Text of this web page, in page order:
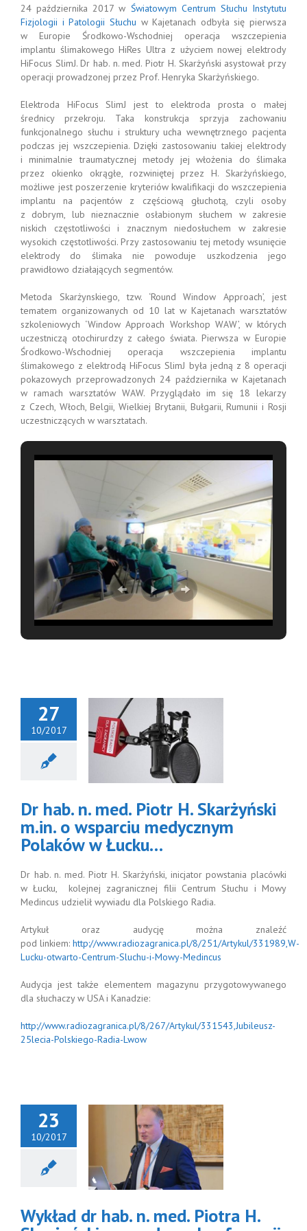
24 października 2017 w Światowym Centrum Słuchu Instytutu
Fizjologii i Patologii Słuchu w Kajetanach odbyła się pierwsza
w Europie Środkowo-Wschodniej operacja wszczepienia
implantu ślimakowego HiRes Ultra z użyciem nowej elektrody
HiFocus SlimJ. Dr hab. n. med. Piotr H. Skarżyński asystował przy
operacji prowadzonej przez Prof. Henryka Skarżyńskiego.
Elektroda HiFocus SlimJ jest to elektroda prosta o małej
średnicy przekroju. Taka konstrukcja sprzyja zachowaniu
funkcjonalnego słuchu i struktury ucha wewnętrznego pacjenta
podczas jej wszczepienia. Dzięki zastosowaniu takiej elektrody
i minimalnie traumatycznej metody jej włożenia do ślimaka
przez okienko okrągłe, rozwiniętej przez H. Skarżyńskiego,
możliwe jest poszerzenie kryteriów kwalifikacji do wszczepienia
implantu na pacjentów z częściową głuchotą, czyli osoby
z dobrym, lub nieznacznie osłabionym słuchem w zakresie
niskich częstotliwości i znacznym niedosłuchem w zakresie
wysokich częstotliwości. Przy zastosowaniu tej metody wsunięcie
elektrody do ślimaka nie powoduje uszkodzenia jego
prawidłowo działających segmentów.
Metoda Skarżynskiego, tzw. ‘Round Window Approach’, jest
tematem organizowanych od 10 lat w Kajetanach warsztatów
szkoleniowych ‘Window Approach Workshop WAW’, w których
uczestniczą otochirurdzy z całego świata. Pierwsza w Europie
Środkowo-Wschodniej operacja wszczepienia implantu
ślimakowego z elektrodą HiFocus SlimJ była jedną z 8 operacji
pokazowych przeprowadzonych 24 października w Kajetanach
w ramach warsztatów WAW. Przyglądało im się 18 lekarzy
z Czech, Włoch, Belgii, Wielkiej Brytanii, Bułgarii, Rumunii i Rosji
uczestniczących w warsztatach.
27
10/2017
n. med.
Skarżyński
o wsparciu
Dr hab. n. med. Piotr H. Skarżyński
m.in. o wsparciu medycznym
Polaków w Łucku…
Dr hab. n. med. Piotr H. Skarżyński, inicjator powstania placówki
w Łucku, kolejnej zagranicznej filii Centrum Słuchu i Mowy
Medincus udzielił wywiadu dla Polskiego Radia.
Artykuł oraz audycję można znaleźć
pod linkiem: http://www.radiozagranica.pl/8/251/Artykul/331989,W-
Lucku-otwarto-Centrum-Sluchu-i-Mowy-Medincus
Audycja jest także elementem magazynu przygotowywanego
dla słuchaczy w USA i Kanadzie:
http://www.radiozagranica.pl/8/267/Artykul/331543,Jubileusz-
25lecia-Polskiego-Radia-Lwow
23
10/2017
dr hab. n.
Piotra H.
tajemnic.
Wykład dr hab. n. med. Piotra H.